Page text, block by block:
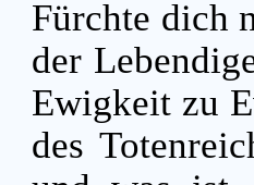
Fürchte dich
der
Ewigkeit zu
des